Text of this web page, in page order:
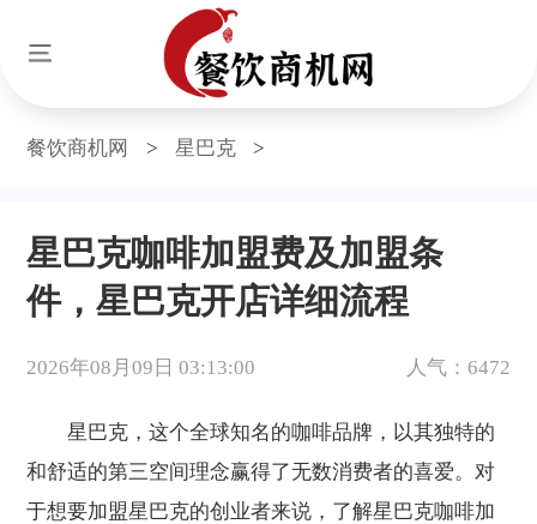
餐饮商机网 > 星巴克 >
星巴克咖啡加盟费及加盟条
件，星巴克开店详细流程
2026年08月09日 03:13:00 人气：6472
星巴克，这个全球知名的咖啡品牌，以其独特的
和舒适的第三空间理念赢得了无数消费者的喜爱。对
于想要加盟星巴克的创业者来说，了解星巴克咖啡加